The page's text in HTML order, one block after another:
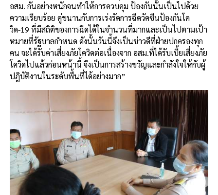
อสม. กันอย่างหนักจนทำให้การควบคุม ป้องกันนั้นเป็นไปด้วย
ความเรียบร้อย คู่ขนานกับการเร่งรัดการฉีดวัคซีนป้องกันโค
วิด-19 ที่มีสถิติของการฉีดได้ในจำนวนที่มากและเป็นไปตามเป้า
หมายที่รัฐบาลกำหนด ดังนั้นวันนี้จึงเป็นข่าวดีที่ฝ่ายปกครองทุก
คน จะได้รับค่าเสี่ยงภัยโควิดต่อเนื่องจาก อสม.ที่ได้รับเบี้ยเสี่ยงภัย
โควิดไปแล้วก่อนหน้านี้ จึงเป็นการสร้างขวัญและกำลังใจให้กับผู้
ปฎิบัติงานในระดับพื้นที่ได้อย่างมาก”